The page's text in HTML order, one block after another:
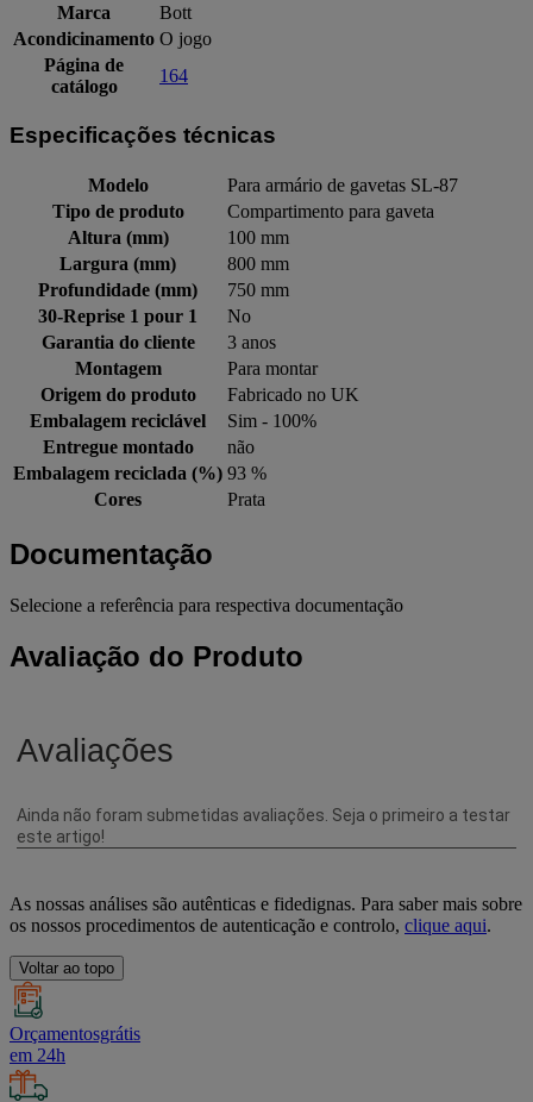
Marca
Bott
Acondicinamento O jogo
Página de
catálogo
164
Especificações técnicas
Modelo
Para armário de gavetas SL-87
Tipo de produto
Compartimento para gaveta
Altura (mm)
100 mm
Largura (mm)
800 mm
Profundidade (mm)
750 mm
30-Reprise 1 pour 1
No
Garantia do cliente
3 anos
Montagem
Para montar
Origem do produto
Fabricado no UK
Embalagem reciclável
Sim - 100%
Entregue montado
não
Embalagem reciclada (%) 93 %
Cores
Prata
Documentação
Selecione a referência para respectiva documentação
Avaliação do Produto
As nossas análises são autênticas e fidedignas. Para saber mais sobre
os nossos procedimentos de autenticação e controlo, clique aqui.
Voltar ao topo
Orçamentosgrátis
em 24h